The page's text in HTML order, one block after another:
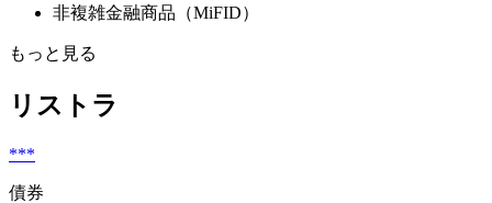
非複雑金融商品（MiFID）
もっと見る
リストラ
***
債券